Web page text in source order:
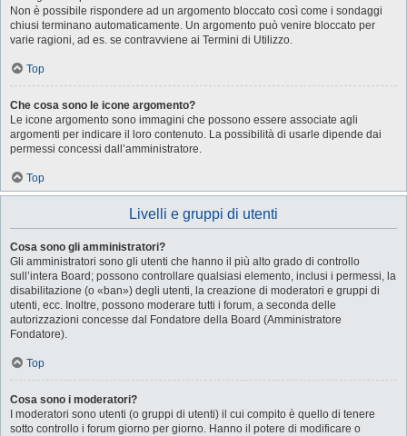
Non è possibile rispondere ad un argomento bloccato così come i sondaggi
chiusi terminano automaticamente. Un argomento può venire bloccato per
varie ragioni, ad es. se contravviene ai Termini di Utilizzo.
Top
Che cosa sono le icone argomento?
Le icone argomento sono immagini che possono essere associate agli
argomenti per indicare il loro contenuto. La possibilità di usarle dipende dai
permessi concessi dall’amministratore.
Top
Livelli e gruppi di utenti
Cosa sono gli amministratori?
Gli amministratori sono gli utenti che hanno il più alto grado di controllo
sull’intera Board; possono controllare qualsiasi elemento, inclusi i permessi, la
disabilitazione (o «ban») degli utenti, la creazione di moderatori e gruppi di
utenti, ecc. Inoltre, possono moderare tutti i forum, a seconda delle
autorizzazioni concesse dal Fondatore della Board (Amministratore
Fondatore).
Top
Cosa sono i moderatori?
I moderatori sono utenti (o gruppi di utenti) il cui compito è quello di tenere
sotto controllo i forum giorno per giorno. Hanno il potere di modificare o